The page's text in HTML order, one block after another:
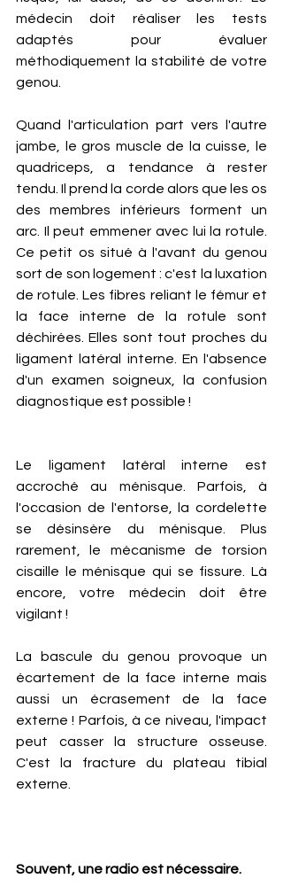
médecin doit réaliser les tests
adaptés pour évaluer
méthodiquement la stabilité de votre
genou.
Quand l'articulation part vers l'autre
jambe, le gros muscle de la cuisse, le
quadriceps, a tendance à rester
tendu. Il prend la corde alors que les os
des membres inférieurs forment un
arc. Il peut emmener avec lui la rotule.
Ce petit os situé à l'avant du genou
sort de son logement : c'est la luxation
de rotule. Les fibres reliant le fémur et
la face interne de la rotule sont
déchirées. Elles sont tout proches du
ligament latéral interne. En l'absence
d'un examen soigneux, la confusion
diagnostique est possible !
Le ligament latéral interne est
accroché au ménisque. Parfois, à
l'occasion de l'entorse, la cordelette
se désinsère du ménisque. Plus
rarement, le mécanisme de torsion
cisaille le ménisque qui se fissure. Là
encore, votre médecin doit être
vigilant !
La bascule du genou provoque un
écartement de la face interne mais
aussi un écrasement de la face
externe ! Parfois, à ce niveau, l'impact
peut casser la structure osseuse.
C'est la fracture du plateau tibial
externe.
Souvent, une radio est nécessaire.